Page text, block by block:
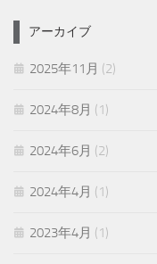
アーカイブ
2025年11月 (2)
2024年8月 (1)
2024年6月 (2)
2024年4月 (1)
2023年4月 (1)